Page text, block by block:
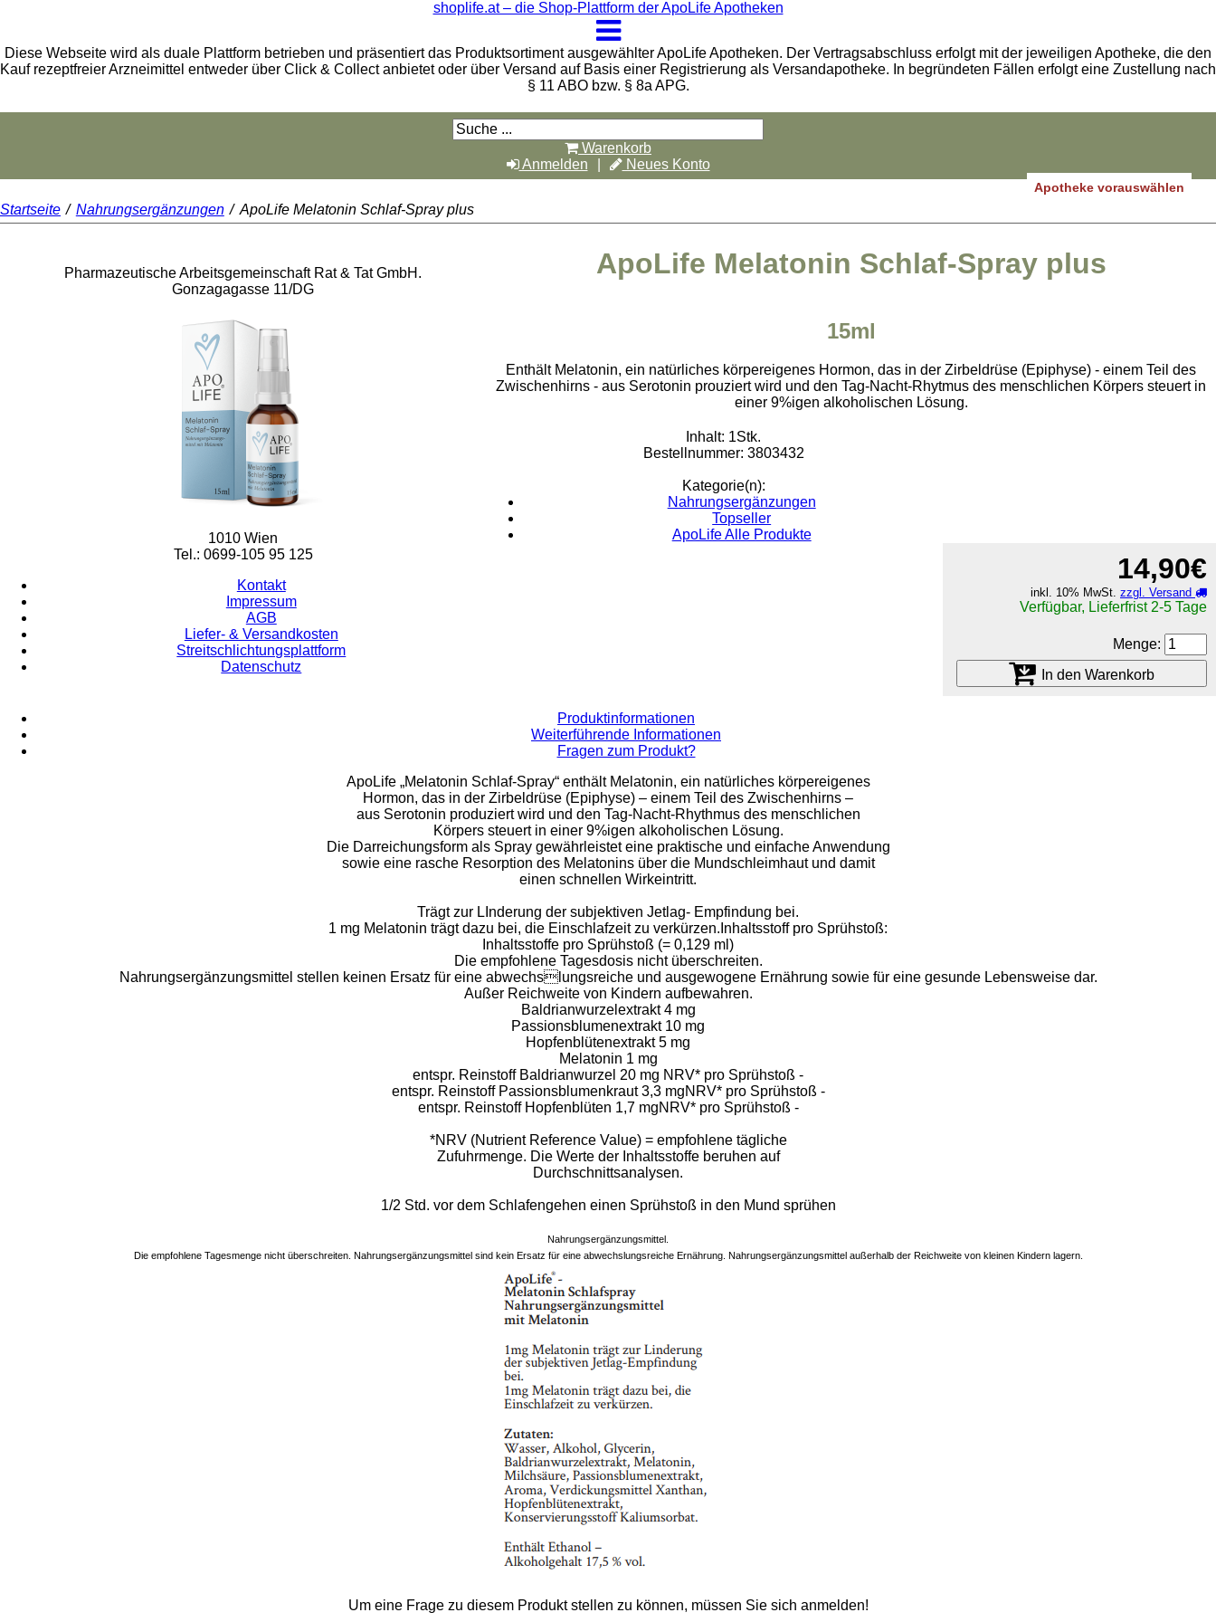
shoplife.at – die Shop-Plattform der ApoLife Apotheken
Diese Webseite wird als duale Plattform betrieben und präsentiert das Produktsortiment ausgewählter ApoLife Apotheken. Der Vertragsabschluss erfolgt mit der jeweiligen Apotheke, die den
Kauf rezeptfreier Arzneimittel entweder über Click & Collect anbietet oder über Versand auf Basis einer Registrierung als Versandapotheke. In begründeten Fällen erfolgt eine Zustellung nach
§ 11 ABO bzw. § 8a APG.
Warenkorb
Anmelden
Neues Konto
Apotheke vorauswählen
Startseite / Nahrungsergänzungen / ApoLife Melatonin Schlaf-Spray plus
ApoLife Melatonin Schlaf-Spray plus
15ml
Enthält Melatonin, ein natürliches körpereigenes Hormon, das in der Zirbeldrüse (Epiphyse) - einem Teil des
Zwischenhirns - aus Serotonin prouziert wird und den Tag-Nacht-Rhytmus des menschlichen Körpers steuert in
einer 9%igen alkoholischen Lösung.
Inhalt: 1Stk.
Bestellnummer: 3803432
Kategorie(n):
Nahrungsergänzungen
Topseller
ApoLife Alle Produkte
14,90€
inkl. 10% MwSt. zzgl. Versand
Verfügbar, Lieferfrist 2-5 Tage
Menge:
In den Warenkorb
Produktinformationen
Weiterführende Informationen
Fragen zum Produkt?
ApoLife „Melatonin Schlaf-Spray“ enthält Melatonin, ein natürliches körpereigenes
Hormon, das in der Zirbeldrüse (Epiphyse) – einem Teil des Zwischenhirns –
aus Serotonin produziert wird und den Tag-Nacht-Rhythmus des menschlichen
Körpers steuert in einer 9%igen alkoholischen Lösung.
Die Darreichungsform als Spray gewährleistet eine praktische und einfache Anwendung
sowie eine rasche Resorption des Melatonins über die Mundschleimhaut und damit
einen schnellen Wirkeintritt.
Trägt zur LInderung der subjektiven Jetlag- Empfindung bei.
1 mg Melatonin trägt dazu bei, die Einschlafzeit zu verkürzen.Inhaltsstoff pro Sprühstoß:
Inhaltsstoffe pro Sprühstoß (= 0,129 ml)
Die empfohlene Tagesdosis nicht überschreiten.
Nahrungsergänzungsmittel stellen keinen Ersatz für eine abwechslungsreiche und ausgewogene Ernährung sowie für eine gesunde Lebensweise dar.
Außer Reichweite von Kindern aufbewahren.
Baldrianwurzelextrakt 4 mg
Passionsblumenextrakt 10 mg
Hopfenblütenextrakt 5 mg
Melatonin 1 mg
entspr. Reinstoff Baldrianwurzel 20 mg NRV* pro Sprühstoß -
entspr. Reinstoff Passionsblumenkraut 3,3 mgNRV* pro Sprühstoß -
entspr. Reinstoff Hopfenblüten 1,7 mgNRV* pro Sprühstoß -
*NRV (Nutrient Reference Value) = empfohlene tägliche
Zufuhrmenge. Die Werte der Inhaltsstoffe beruhen auf
Durchschnittsanalysen.
1/2 Std. vor dem Schlafengehen einen Sprühstoß in den Mund sprühen
Nahrungsergänzungsmittel.
Die empfohlene Tagesmenge nicht überschreiten. Nahrungsergänzungsmittel sind kein Ersatz für eine abwechslungsreiche Ernährung. Nahrungsergänzungsmittel außerhalb der Reichweite von kleinen Kindern lagern.
Um eine Frage zu diesem Produkt stellen zu können, müssen Sie sich anmelden!
Pharmazeutische Arbeitsgemeinschaft Rat & Tat GmbH.
Gonzagagasse 11/DG
1010 Wien
Tel.: 0699-105 95 125
Kontakt
Impressum
AGB
Liefer- & Versandkosten
Streitschlichtungsplattform
Datenschutz